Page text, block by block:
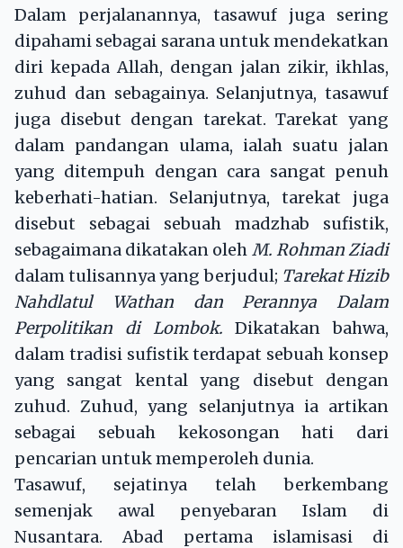
Dalam perjalanannya, tasawuf juga sering
dipahami sebagai sarana untuk mendekatkan
diri kepada Allah, dengan jalan zikir, ikhlas,
zuhud dan sebagainya. Selanjutnya, tasawuf
juga disebut dengan tarekat. Tarekat yang
dalam pandangan ulama, ialah suatu jalan
yang ditempuh dengan cara sangat penuh
keberhati-hatian. Selanjutnya, tarekat juga
disebut sebagai sebuah madzhab sufistik,
sebagaimana dikatakan oleh M. Rohman Ziadi
dalam tulisannya yang berjudul; Tarekat Hizib
Nahdlatul Wathan dan Perannya Dalam
Perpolitikan di Lombok.Dikatakan bahwa,
dalam tradisi sufistik terdapat sebuah konsep
yang sangat kental yang disebut dengan
zuhud. Zuhud, yang selanjutnya ia artikan
sebagai sebuah kekosongan hati dari
pencarian untuk memperoleh dunia.
Tasawuf, sejatinya telah berkembang
semenjak awal penyebaran Islam di
Nusantara. Abad pertama islamisasi di